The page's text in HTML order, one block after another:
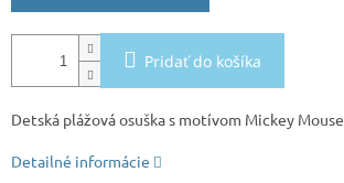
Pridať do košíka
Detská plážová osuška s motívom Mickey Mouse
Detailné informácie